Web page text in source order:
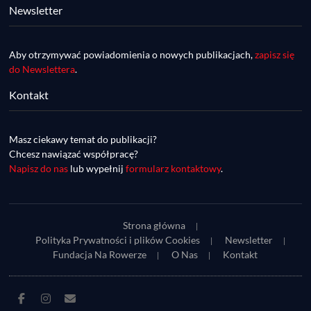
- zaprasza Mateusz Szafraniec. Dwie
samochwałki
DDR #73 [info] - UltraCup: nie będzie imprezy
Newsletter
Aby otrzymywać powiadomienia o nowych publikacjach,zapisz się
do Newslettera.
Kontakt
Masz ciekawy temat do publikacji?
Chcesz nawiązać współpracę?
Napisz do nas lub wypełnijformularz kontaktowy.
Strona główna
Polityka Prywatności i plików Cookies
Newsletter
Fundacja Na Rowerze
O Nas Kontakt
Facebook
Instagram
E-